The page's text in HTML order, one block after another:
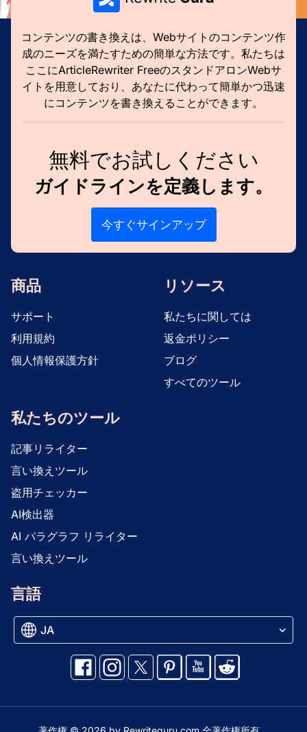
コンテンツの書き換えは、Webサイトのコンテンツ作
成のニーズを満たすための簡単な方法です。私たちは
ここにArticleRewriter FreeのスタンドアロンWebサ
イトを用意しており、あなたに代わって簡単かつ迅速
にコンテンツを書き換えることができます。
無料でお試しください
ガイドラインを定義します。
今すぐサインアップ
商品
サポート
利用規約
個人情報保護方針
リソース
私たちに関しては
返金ポリシー
ブログ
すべてのツール
私たちのツール
記事リライター
言い換えツール
盗用チェッカー
AI検出器
AI パラグラフ リライター
言い換えツール
言語
JA